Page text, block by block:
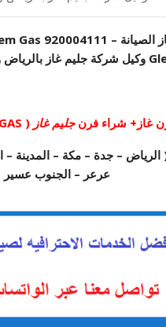
الصيانة – 920004111
غاز+ شراء فرنجليم غاز ( GLEM GAS ) + صيانة افران غاز + تلمع افران غاز + تنظيف فرن غاز
– جدة – مكة – المدينة –
عرعر – الجنوب